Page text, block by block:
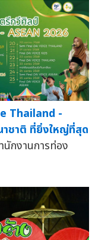
Thailand -
าชาติ ที่ยิ่งใหญ่ที่สุด
กงานการท่อง